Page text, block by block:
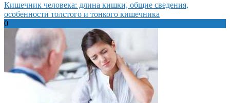
Кишечник человека: длина кишки, общие сведения,
особенности толстого и тонкого кишечника
0